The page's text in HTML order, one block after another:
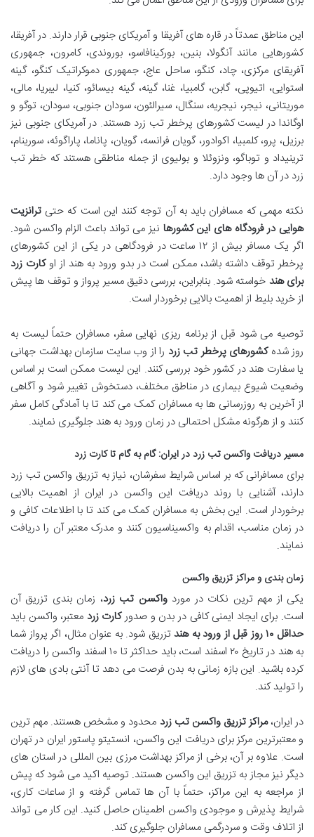
این مناطق عمدتاً در قاره های آفریقا و آمریکای جنوبی قرار دارند. در آفریقا،
کشورهایی مانند آنگولا، بنین، بورکینافاسو، بوروندی، کامرون، جمهوری
آفریقای مرکزی، چاد، کنگو، ساحل عاج، جمهوری دموکراتیک کنگو، گینه
استوایی، اتیوپی، گابن، گامبیا، غنا، گینه، گینه بیسائو، کنیا، لیبریا، مالی،
موریتانی، نیجر، نیجریه، سنگال، سیرالئون، سودان جنوبی، سودان، توگو و
اوگاندا در لیست کشورهای پرخطر تب زرد هستند. در آمریکای جنوبی نیز
برزیل، پرو، کلمبیا، اکوادور، گویان فرانسه، گویان، پاناما، پاراگوئه، سورینام،
ترینیداد و توباگو، ونزوئلا و بولیوی از جمله مناطقی هستند که خطر تب
زرد در آن ها وجود دارد.
نکته مهمی که مسافران باید به آن توجه کنند این است که حتی ترانزیت
هوایی در فرودگاه های این کشورها نیز می تواند باعث الزام واکسن شود.
اگر یک مسافر بیش از ۱۲ ساعت در فرودگاهی در یکی از این کشورهای
پرخطر توقف داشته باشد، ممکن است در بدو ورود به هند از اوکارت زرد
برای هند خواسته شود. بنابراین، بررسی دقیق مسیر پرواز و توقف ها پیش
از خرید بلیط از اهمیت بالایی برخوردار است.
توصیه می شود قبل از برنامه ریزی نهایی سفر، مسافران حتماً لیست به
روز شدهکشورهای پرخطر تب زرد را از وب سایت سازمان بهداشت جهانی
یا سفارت هند در کشور خود بررسی کنند. این لیست ممکن است بر اساس
وضعیت شیوع بیماری در مناطق مختلف، دستخوش تغییر شود و آگاهی
از آخرین به روزرسانی ها به مسافران کمک می کند تا با آمادگی کامل سفر
کنند و از هرگونه مشکل احتمالی در زمان ورود به هند جلوگیری نمایند.
مسیر دریافت واکسن تب زرد در ایران: گام به گام تا کارت زرد
برای مسافرانی که بر اساس شرایط سفرشان، نیاز به تزریق واکسن تب زرد
دارند، آشنایی با روند دریافت این واکسن در ایران از اهمیت بالایی
برخوردار است. این بخش به مسافران کمک می کند تا با اطلاعات کافی و
در زمان مناسب، اقدام به واکسیناسیون کنند و مدرک معتبر آن را دریافت
نمایند.
زمان بندی و مراکز تزریق واکسن
یکی از مهم ترین نکات در موردواکسن تب زرد، زمان بندی تزریق آن
است. برای ایجاد ایمنی کافی در بدن و صدورکارت زرد معتبر، واکسن باید
حداقل ۱۰ روز قبل از ورود به هند
تزریق شود. به عنوان مثال، اگر پرواز شما
به هند در تاریخ ۲۰ اسفند است، باید حداکثر تا ۱۰ اسفند واکسن را دریافت
کرده باشید. این بازه زمانی به بدن فرصت می دهد تا آنتی بادی های لازم
را تولید کند.
در ایران،مراکز تزریق واکسن تب زرد محدود و مشخص هستند. مهم ترین
و معتبرترین مرکز برای دریافت این واکسن، انستیتو پاستور ایران در تهران
است. علاوه بر آن، برخی از مراکز بهداشت مرزی بین المللی در استان های
دیگر نیز مجاز به تزریق این واکسن هستند. توصیه اکید می شود که پیش
از مراجعه به این مراکز، حتماً با آن ها تماس گرفته و از ساعات کاری،
شرایط پذیرش و موجودی واکسن اطمینان حاصل کنید. این کار می تواند
از اتلاف وقت و سردرگمی مسافران جلوگیری کند.